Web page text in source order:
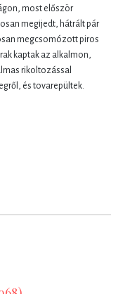
most először
megijedt, hátrált pár
megcsomózott piros
kaptak az alkalmon,
rikoltozással
és tovarepültek.